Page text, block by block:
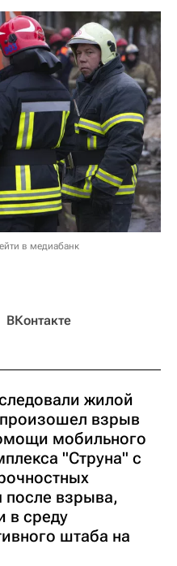
в медиабанк
ВКонтакте
жилой
взрыв
мобильного
"Струна" с
после взрыва,
в среду
штаба на